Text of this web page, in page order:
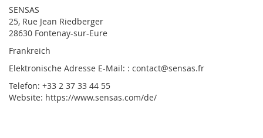
SENSAS
25, Rue Jean Riedberger
28630 Fontenay-sur-Eure
Frankreich
Elektronische Adresse E-Mail: : contact@sensas.fr
Telefon: +33 2 37 33 44 55
Website: https://www.sensas.com/de/